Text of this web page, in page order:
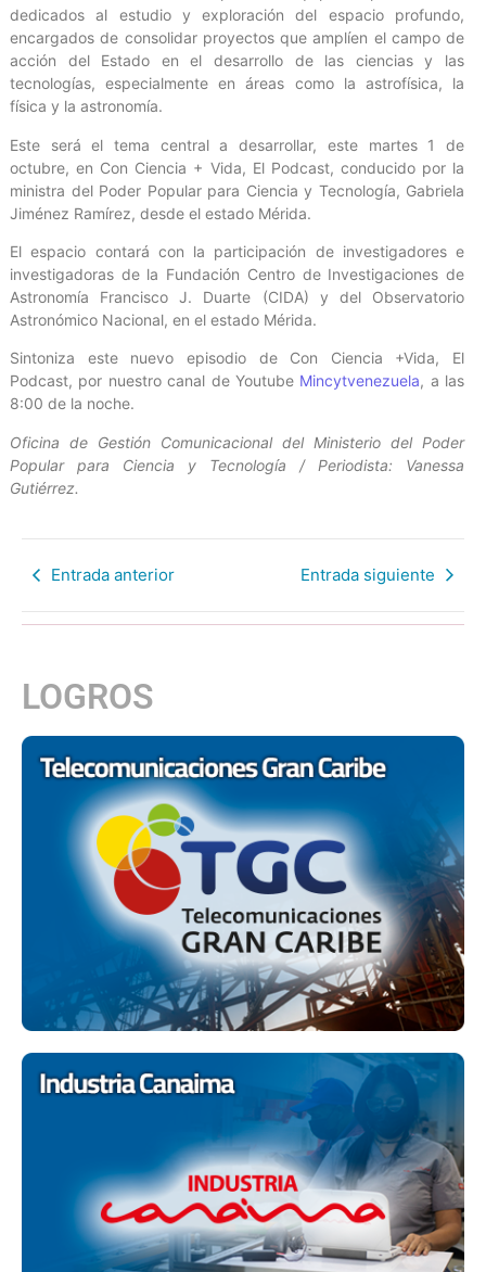
dedicados al estudio y exploración del espacio profundo,
encargados de consolidar proyectos que amplíen el campo de
acción del Estado en el desarrollo de las ciencias y las
tecnologías, especialmente en áreas como la astrofísica, la
física y la astronomía.
Este será el tema central a desarrollar, este martes 1 de
octubre, en Con Ciencia + Vida, El Podcast, conducido por la
ministra del Poder Popular para Ciencia y Tecnología, Gabriela
Jiménez Ramírez, desde el estado Mérida.
El espacio contará con la participación de investigadores e
investigadoras de la Fundación Centro de Investigaciones de
Astronomía Francisco J. Duarte (CIDA) y del Observatorio
Astronómico Nacional, en el estado Mérida.
Sintoniza este nuevo episodio de Con Ciencia +Vida, El
Podcast, por nuestro canal de Youtube Mincytvenezuela, a las
8:00 de la noche.
Oficina de Gestión Comunicacional del Ministerio del Poder
Popular para Ciencia y Tecnología / Periodista: Vanessa
Gutiérrez.
Entrada anterior Entrada siguiente
LOGROS